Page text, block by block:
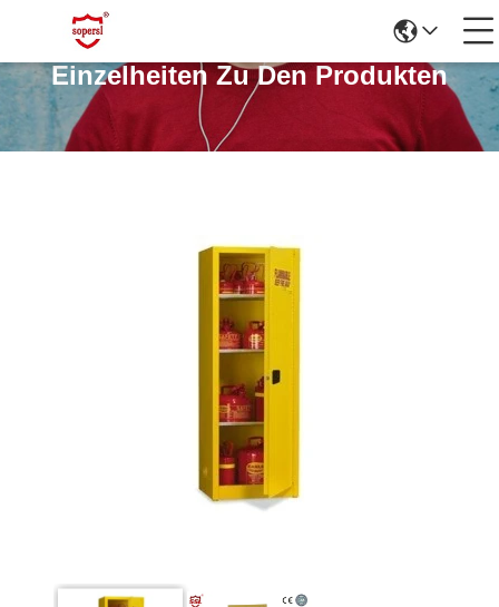
Einzelheiten Zu Den Produkten